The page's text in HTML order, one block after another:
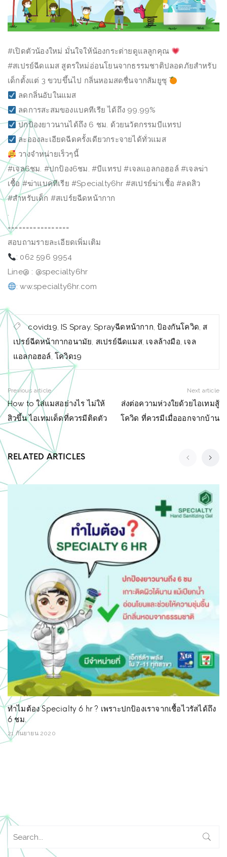
#เปิดตัวน้องใหม่ มั่นใจให้น้องกระต่ายดูแลลูกคุณ
#สเปรย์ฉีดแมส สูตรใหม่อ่อนโยนจากธรรมชาติปลอดภัยสำหรับ
เด็กตั้งแต่ 3 ขวบขึ้นไป กลิ่นหอมสดชื่นจากส้มยูซุ
ลดกลิ่นอับในแมส
ลดการสะสมของแบคทีเรีย ได้ถึง 99.99%
ปกป้องยาวนานได้ถึง 6 ชม. ด้วยนวัตกรรมบีแทรป
ละอองละเอียดฉีดครั้งเดียวกระจายได้ทั่วแมส
วางจำหน่ายเร็วๆนี้
#เจล6ชม. #ปกป้อง6ชม. #บีแทรป #เจลแอลกอฮอล์ #เจลฆ่า
เชื้อ #ฆ่าแบคทีเรีย #Specialty6hr #สเปรย์ฆ่าเชื้อ #ลดสิว
#สำหรับเด็ก #สเปร์ยฉีดหน้ากาก
.
=================
สอบถามรายละเอียดเพิ่มเติม
: 062 596 9954
Line@ : @specialty6hr
: ww.specialty6hr.com
covid19, IS Spray,Sprayฉีดหน้ากาก,ป้องกันโควิด, ส
เปรย์ฉีดหน้ากากอนามัย, สเปรย์ฉีดแมส, เจลล้างมือ, เจล
แอลกอฮอล์, โควิด19
Previous article
How to ใส่แมสอย่างไร ไม่ให้
สิวขึ้น ไอเทมเด็ดที่ควรมีติดตัว
Next article
ส่งต่อความห่วงใยด้วยไอเทมสู้
โควิด ที่ควรมีเมื่อออกจากบ้าน
RELATED ARTICLES
ทำไมต้อง Specialty 6 hr ? เพราะปกป้องเราจากเชื้อไวรัสได้ถึง
6 ชม.
21 กันยายน 2020